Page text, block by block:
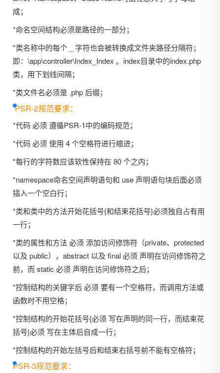
成；
*命名空间结构必须是路径的一部分；
*类名称中的每个 _ 字符也会被转换成文件夹路径分隔符；
即：\app\controller\Index_Index 。index目录中的index.php
类，用下划线间隔；
*类文件名必须是 .php 后缀；
PSR-2规范要求：
*代码 必须 遵循PSR-1中的编码规范；
*代码 必须 使用 4 个空格符进行缩进；
*每行的字符数应该软性保持在 80 个之内；
*namespace命名空间声明语句和 use 声明语句块后面必须
插入一个空白行；
*类和类中的方法开始花括号{和结束花括号}必须独自占有用
一行；
*类的属性和方法 必须 添加访问修饰符（private、protected
以及 public），abstract 以及 final 必须 声明在访问修饰符之
前，而 static 必须 声明在访问修饰符之后；
*控制结构的关键字后 必须 要有一个空格符，而调用方法或
函数时不用空格；
*控制结构的开始花括号{必须 写在声明的同一行，而结束花
括号}必须 写在主体后自成一行；
*控制结构的开始左括号后和结束右括号前不能有空格符；
PSR-3规范要求：